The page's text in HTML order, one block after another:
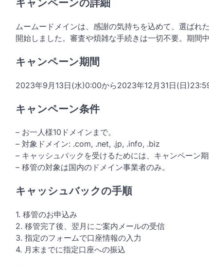
キャンペーンの詳細
ムームードメインは、感謝の気持ちを込めて、選ばれ
開始しました。審査や煩雑な手続きは一切不要。期間
キャンペーン期間
2023年9月13日(水)0:00から2023年12月31日(日)23:59
キャンペーン条件
– お一人様10ドメインまで。
– 対象ドメイン: .com, .net, .jp, .info, .biz
– キャッシュバックを受けるためには、キャンペーン
– 移管の対象は国内のドメイン事業者のみ。
キャッシュバックの手順
1. 移管のお申込み
2. 移管完了後、翌月にご案内メールの受信
3. 指定のフォームで口座情報の入力
4. 月末までに指定口座への振込